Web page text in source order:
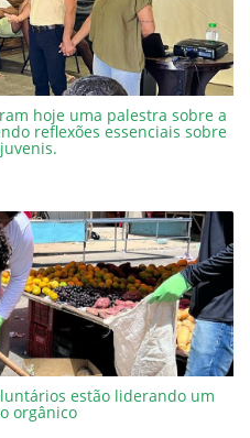
hoje uma palestra sobre a
reflexões essenciais sobre
estão liderando um
orgânico